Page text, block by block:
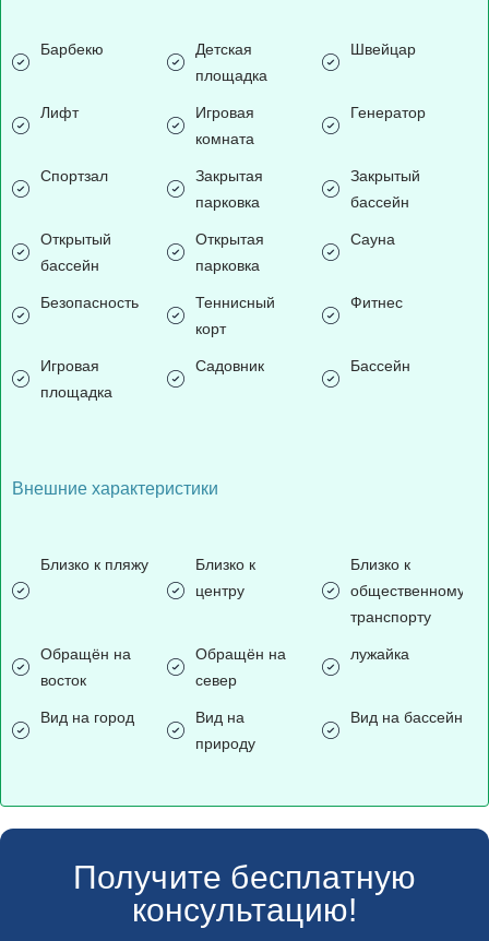
Барбекю
Детская
площадка
Швейцар
Лифт
Игровая
комната
Генератор
Спортзал
Закрытая
парковка
Закрытый
бассейн
Открытый
бассейн
Открытая
парковка
Сауна
Безопасность
Теннисный
корт
Фитнес
Игровая
площадка
Садовник Бассейн
Внешние характеристики
Близко к пляжу
Близко к
центру
Близко к
общественному
транспорту
Обращён на
восток
Обращён на
север
лужайка
Вид на город
Вид на
природу
Вид на бассейн
Получите бесплатную
консультацию!